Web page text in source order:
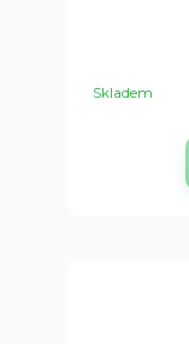
Skladem